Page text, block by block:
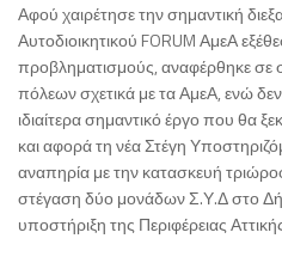
Αφού χαιρέτησε την σημαντική
Αυτοδιοικητικού FORUM ΑμεΑ
προβληματισμούς, αναφέρθηκε σε
πόλεων σχετικά με τα ΑμεΑ, ενώ
ιδιαίτερα σημαντικό έργο που θα
και αφορά τη νέα Στέγη
αναπηρία με την κατασκευή
στέγαση δύο μονάδων Σ.Υ.Δ στο
υποστήριξη της Περιφέρειας